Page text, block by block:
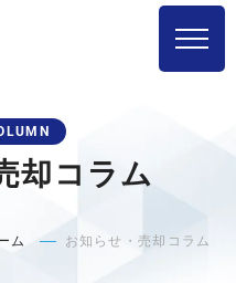
却コラム
ム お知らせ・売却コラム